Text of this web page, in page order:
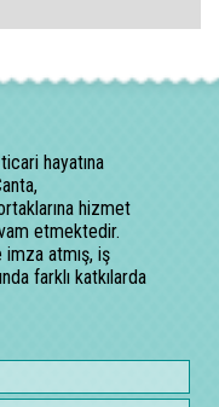
hayatına
hizmet
etmektedir.
atmış, iş
farklı katkılarda